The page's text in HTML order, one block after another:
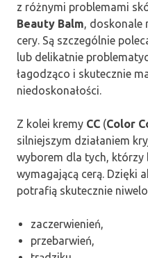
z różnymi problemami
Beauty Balm, doskonale
cery. Są szczególnie
lub delikatnie
łagodząco i skutecznie
niedoskonałości.
Z kolei kremy CC (Color
silniejszym działaniem
wyborem dla tych, którzy
wymagającą cerą. Dzięki
potrafią skutecznie
zaczerwienień,
przebarwień,